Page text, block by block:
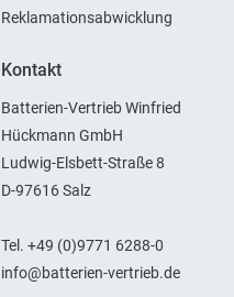
Reklamationsabwicklung
Kontakt
Batterien-Vertrieb Winfried
Hückmann GmbH
Ludwig-Elsbett-Straße 8
D-97616 Salz
Tel. +49 (0)9771 6288-0
info@batterien-vertrieb.de